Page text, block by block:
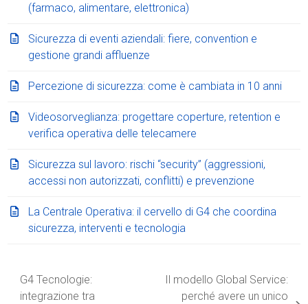
(farmaco, alimentare, elettronica)
Sicurezza di eventi aziendali: fiere, convention e
gestione grandi affluenze
Percezione di sicurezza: come è cambiata in 10 anni
Videosorveglianza: progettare coperture, retention e
verifica operativa delle telecamere
Sicurezza sul lavoro: rischi “security” (aggressioni,
accessi non autorizzati, conflitti) e prevenzione
La Centrale Operativa: il cervello di G4 che coordina
sicurezza, interventi e tecnologia
G4 Tecnologie:
integrazione tra
Il modello Global Service:
perché avere un unico